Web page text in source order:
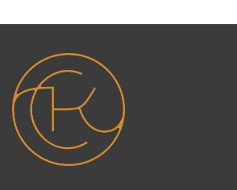
воздействия HEV излучения (синий
образуют на волосах защитную УФ-